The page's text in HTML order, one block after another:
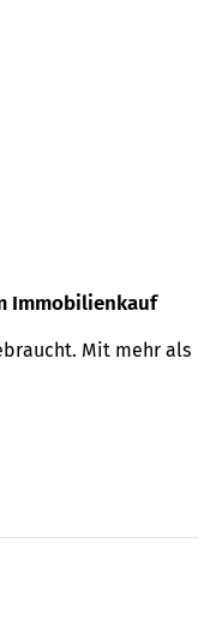
Immobilienkauf
Mit mehr als